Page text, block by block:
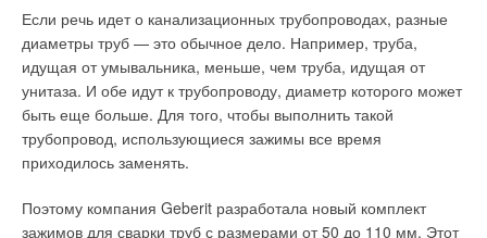
Если речь идет о канализационных трубопроводах, разные
диаметры труб — это обычное дело. Например, труба,
идущая от умывальника, меньше, чем труба, идущая от
унитаза. И обе идут к трубопроводу, диаметр которого может
быть еще больше. Для того, чтобы выполнить такой
трубопровод, использующиеся зажимы все время
приходилось заменять.
Поэтому компания Geberit разработала новый комплект
зажимов для сварки труб с размерами от 50 до 110 мм. Этот
сожалению, прижилось. В России узаконено название
«вентильная головка». Их несколько типов. Наиболее
распространенными являются два типа.
3.1 Вентильные головки с эластичными запорными
элементами.
Иногда в быту их называют металлическими
кран-буксами или головками с червяком.
Вентильные головки с эластичными запорными элементами
состоят из корпуса с резьбовым центральным отверстием и
В семействе ключей, полностью охватывающих трубу, есть и
«неженки» — ремешковые ключи. Вместо цепей у них
плетенный нейлоновый ремень шириной от 12 до 45 мм,
покрытый полиуретаном для предотвращения царапин.
Такие ключи ориентированы на работу с трубами диаметром
до 2-5" и особенно будут полезны в тех случаях, когда
крайне нежелательно повредить или поцарапать
полированную поверхность труб. Например, при
обустройстве дизайнерских интерьеров системы отопления и